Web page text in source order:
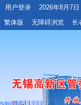
用户登录
2026年8月7
繁体版
无障碍浏览 长